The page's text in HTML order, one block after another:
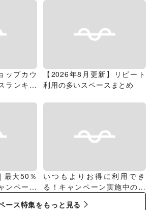
ップカウ
ランキン
【2026年8月更新】リピート
利用の多いスペースまとめ
最大50％
ンペーン
いつもよりお得に利用でき
る！キャンペーン実施中のス
ース特集をもっと見る